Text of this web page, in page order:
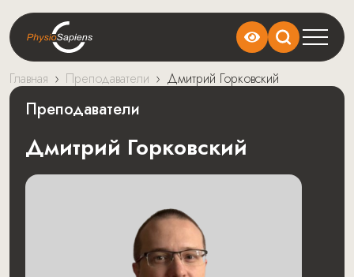
Главная › Преподаватели › Дмитрий Горковский
Преподаватели
Дмитрий Горковский